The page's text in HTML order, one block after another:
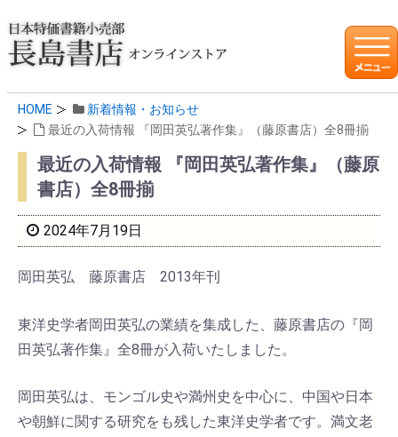
HOME
新着情報・お知らせ
最近の入荷情報 『岡田英弘著作集』（藤原書店）全8冊揃
最近の入荷情報 『岡田英弘著作集』（藤原
書店）全8冊揃
2024年7月19日
岡田英弘 藤原書店 2013年刊
東洋史学者岡田英弘の業績を集成した、藤原書店の『岡
田英弘著作集』全8冊が入荷いたしました。
岡田英弘は、モンゴル史や満州史を中心に、中国や日本
や朝鮮に関する研究をも残した東洋史学者です。満文老